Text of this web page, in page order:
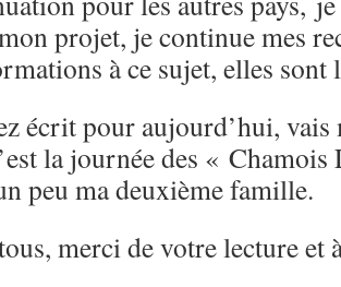
projet, je continue mes
à ce sujet, elles sont
écrit pour aujourd’hui, vais
la journée des «
peu ma deuxième famille.
merci de votre lecture et